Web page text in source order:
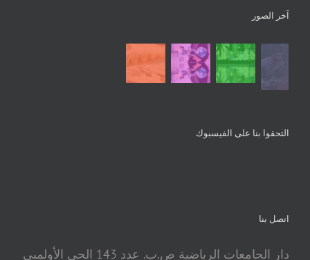
آخر الصور
التحقوا بنا على الفيسبوك
اتصل بنا
دار الجامعات الرياضية ص.ب. عدد 143 الحي الأولمبي